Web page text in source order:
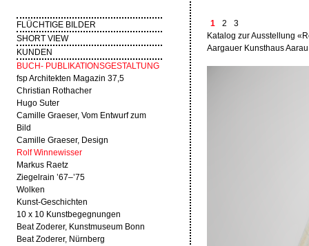
FLÜCHTIGE BILDER
SHORT VIEW
KUNDEN
BUCH- PUBLIKATIONSGESTALTUNG
fsp Architekten Magazin 37,5
Christian Rothacher
Hugo Suter
Camille Graeser, Vom Entwurf zum
Bild
Camille Graeser, Design
Rolf Winnewisser
Markus Raetz
Ziegelrain ’67–’75
Wolken
Kunst-Geschichten
10 x 10 Kunstbegegnungen
Beat Zoderer, Kunstmuseum Bonn
Beat Zoderer, Nürnberg
1 2
3
Katalog zur Ausstellung
Aargauer Kunsthaus